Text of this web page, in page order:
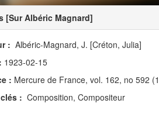
[Sur Albéric Magnard]
: Albéric-Magnard, J. [Créton, Julia]
1923-02-15
: Mercure de France, vol. 162, no 592
: Composition, Compositeur